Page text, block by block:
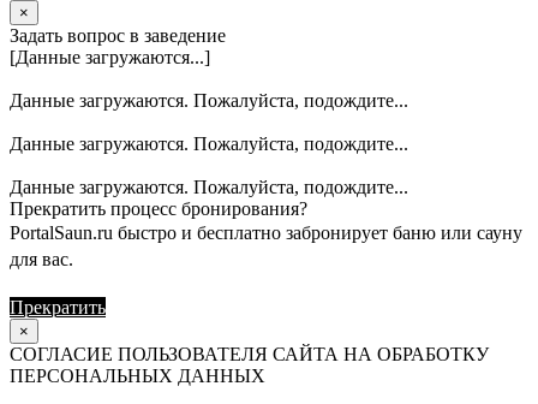
×
Задать вопрос в заведение
[Данные загружаются...]
Данные загружаются. Пожалуйста, подождите...
Данные загружаются. Пожалуйста, подождите...
Данные загружаются. Пожалуйста, подождите...
Прекратить процесс бронирования?
PortalSaun.ru быстро и бесплатно забронирует баню или сауну
для вас.
Прекратить
×
СОГЛАСИЕ ПОЛЬЗОВАТЕЛЯ САЙТА НА ОБРАБОТКУ
ПЕРСОНАЛЬНЫХ ДАННЫХ